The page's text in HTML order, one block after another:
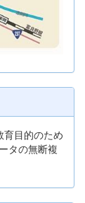
育目的のため
タの無断複